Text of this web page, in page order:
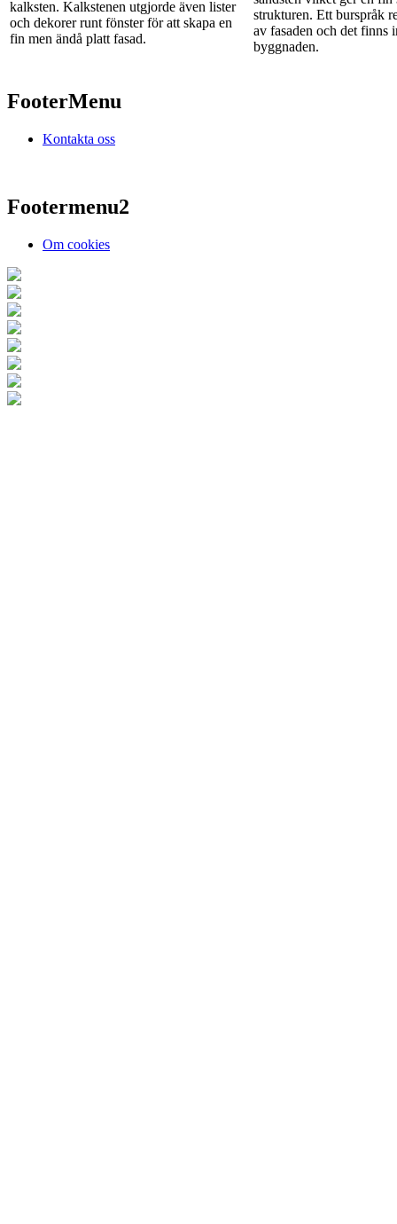
kalksten. Kalkstenen utgjorde även lister
och dekorer runt fönster för att skapa en
fin men ändå platt fasad.
strukturen. Ett burspråk
av fasaden och det finns
byggnaden.
FooterMenu
Kontakta oss
Footermenu2
Om cookies